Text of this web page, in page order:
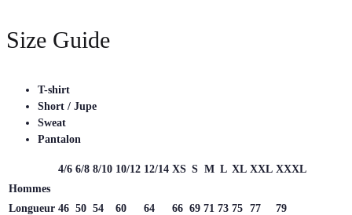
Size Guide
T-shirt
Short / Jupe
Sweat
Pantalon
4/6 6/8 8/10 10/12 12/14 XS S M L XL XXL XXXL
Hommes
Longueur 46 50 54 60 64 66 69 71 73 75 77
79